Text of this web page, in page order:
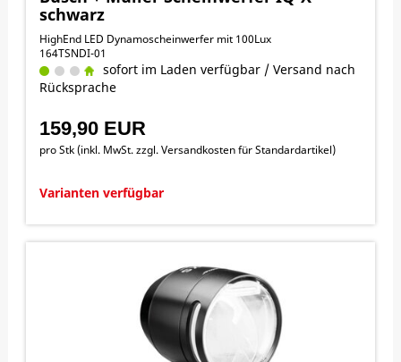
schwarz
HighEnd LED Dynamoscheinwerfer mit 100Lux
164TSNDI-01
sofort im Laden verfügbar / Versand nach
Rücksprache
159,90 EUR
pro Stk (inkl. MwSt. zzgl.Versandkosten für Standardartikel)
Varianten verfügbar